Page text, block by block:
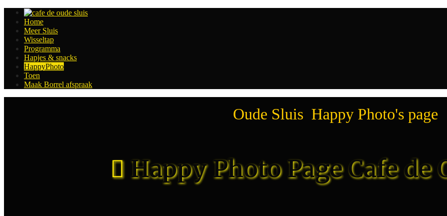
Home
Meer Sluis
Wisseltap
Programma
Hapjes & snacks
HappyPhoto
Toen
Maak Borrel afspraak
Oude Sluis Happy Photo's page
Happy Photo Page Cafe de